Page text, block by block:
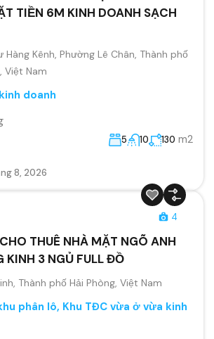
TIỀN 6M KINH DOANH SẠCH
Hàng Kênh, Phường Lê Chân, Thành phố
Việt Nam
doanh
5 10 130 m2
8, 2026
4
THUÊ NHÀ MẶT NGÕ ANH
KINH 3 NGỦ FULL ĐỒ
Thành phố Hải Phòng, Việt Nam
phân lô, Khu TĐC vừa ở vừa kinh